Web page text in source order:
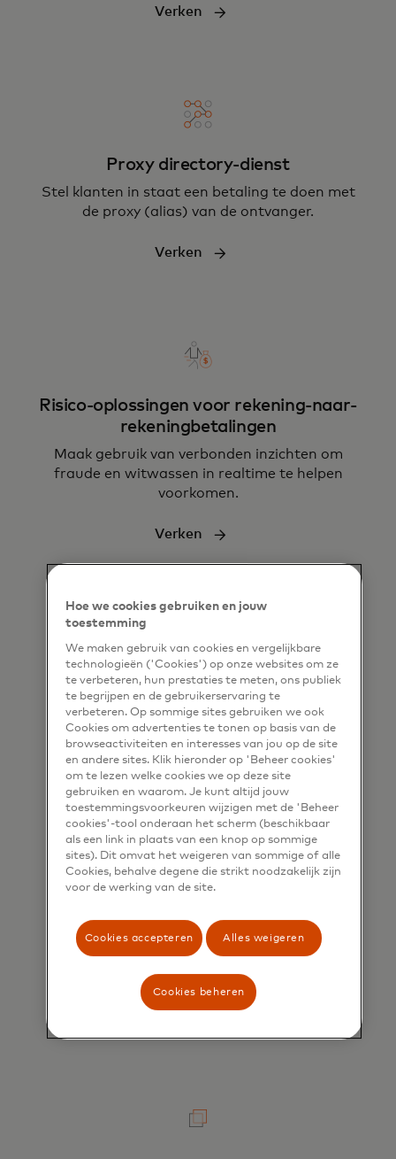
Verken
Proxy directory-dienst
Stel klanten in staat een betaling te doen met
de proxy (alias) van de ontvanger.
Verken
Risico-oplossingen voor rekening-naar-
rekeningbetalingen
M aak gebruik van verbonden inzichten om
fraude en witwassen in realtime te helpen
voorkomen.
Verken
Geldbeweging
Transformeer hoe bedrijven en mensen geld
verplaatsen
Verken
Rekening betalen
Bied iedereen een transparante, intuïtieve
ervaring voor het betalen van rekeningen
Hoe we cookies gebruiken en jouw
toestemming
We maken gebruik van cookies en vergelijkbare
technologieën ('Cookies') op onze websites om ze
te verbeteren, hun prestaties te meten, ons publiek
te begrijpen en de gebruikerservaring te
verbeteren. Op sommige sites gebruiken we ook
Cookies om advertenties te tonen op basis van de
browseactiviteiten en interesses van jou op de site
en andere sites. Klik hieronder op 'Beheer cookies'
om te lezen welke cookies we op deze site
gebruiken en waarom. Je kunt altijd jouw
toestemmingsvoorkeuren wijzigen met de 'Beheer
cookies'-tool onderaan het scherm (beschikbaar
als een link in plaats van een knop op sommige
sites). Dit omvat het weigeren van sommige of alle
Cookies, behalve degene die strikt noodzakelijk zijn
voor de werking van de site.
Cookies accepteren Alles weigeren
Cookies beheren